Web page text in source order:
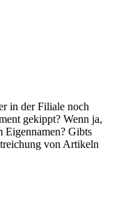
in der Filiale noch
gekippt? Wenn ja,
Eigennamen? Gibts
von Artikeln